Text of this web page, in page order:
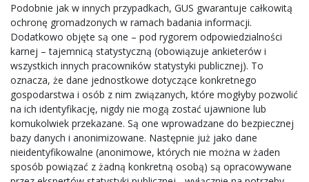
Podobnie jak w innych przypadkach, GUS gwarantuje całkowitą
ochronę gromadzonych w ramach badania informacji.
Dodatkowo objęte są one – pod rygorem odpowiedzialności
karnej – tajemnicą statystyczną (obowiązuje ankieterów i
wszystkich innych pracowników statystyki publicznej). To
oznacza, że dane jednostkowe dotyczące konkretnego
gospodarstwa i osób z nim związanych, które mogłyby pozwolić
na ich identyfikację, nigdy nie mogą zostać ujawnione lub
komukolwiek przekazane. Są one wprowadzane do bezpiecznej
bazy danych i anonimizowane. Następnie już jako dane
nieidentyfikowalne (anonimowe, których nie można w żaden
sposób powiązać z żadną konkretną osobą) są opracowywane